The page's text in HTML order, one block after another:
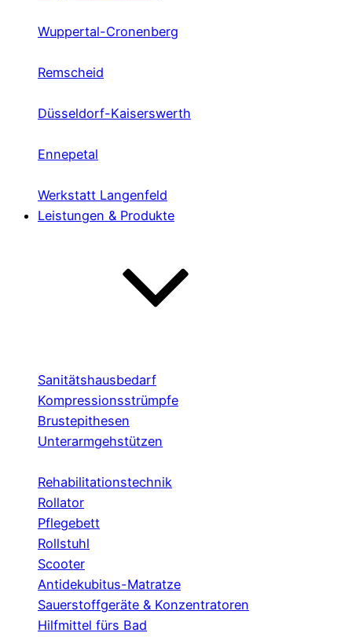
Wuppertal-Cronenberg
Remscheid
Düsseldorf-Kaiserswerth
Ennepetal
Werkstatt Langenfeld
Leistungen & Produkte
Sanitätshausbedarf
Kompressionsstrümpfe
Brustepithesen
Unterarmgehstützen
Rehabilitationstechnik
Rollator
Pflegebett
Rollstuhl
Scooter
Antidekubitus-Matratze
Sauerstoffgeräte & Konzentratoren
Hilfmittel fürs Bad